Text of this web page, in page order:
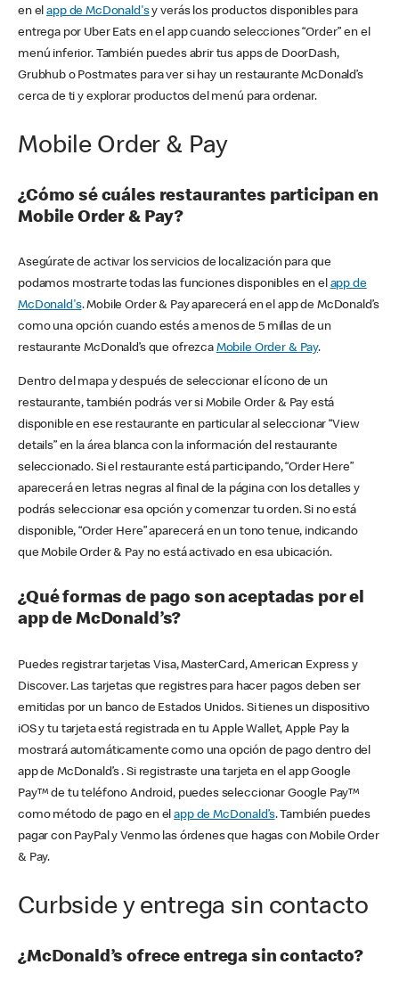
en elapp de McDonald'sy verás los productos disponibles para
entrega por Uber Eats en el app cuando selecciones “Order” en el
menú inferior. También puedes abrir tus apps de DoorDash,
Grubhub o Postmates para ver si hay un restaurante McDonald’s
cerca de ti y explorar productos del menú para ordenar.
Mobile Order & Pay
¿Cómo sé cuáles restaurantes participan en
Mobile Order & Pay?
Asegúrate de activar los servicios de localización para que
podamos mostrarte todas las funciones disponibles en el app de
McDonald's. Mobile Order & Pay aparecerá en el app de McDonald’s
como una opción cuando estés a menos de 5 millas de un
restaurante McDonald’s que ofrezca Mobile Order & Pay.
Dentro del mapa y después de seleccionar el ícono de un
restaurante, también podrás ver si Mobile Order & Pay está
disponible en ese restaurante en particular al seleccionar “View
details” en la área blanca con la información del restaurante
seleccionado. Si el restaurante está participando, “Order Here”
aparecerá en letras negras al final de la página con los detalles y
podrás seleccionar esa opción y comenzar tu orden. Si no está
disponible, “Order Here” aparecerá en un tono tenue, indicando
que Mobile Order & Pay no está activado en esa ubicación.
¿Qué formas de pago son aceptadas por el
app de McDonald’s?
Puedes registrar tarjetas Visa, MasterCard, American Express y
Discover. Las tarjetas que registres para hacer pagos deben ser
emitidas por un banco de Estados Unidos. Si tienes un dispositivo
iOS y tu tarjeta está registrada en tu Apple Wallet, Apple Pay la
mostrará automáticamente como una opción de pago dentro del
app de McDonald’s . Si registraste una tarjeta en el app Google
Pay™ de tu teléfono Android, puedes seleccionar Google Pay™
como método de pago en elapp de McDonald’s. También puedes
pagar con PayPal y Venmo las órdenes que hagas con Mobile Order
& Pay.
Curbside y entrega sin contacto
¿McDonald’s ofrece entrega sin contacto?